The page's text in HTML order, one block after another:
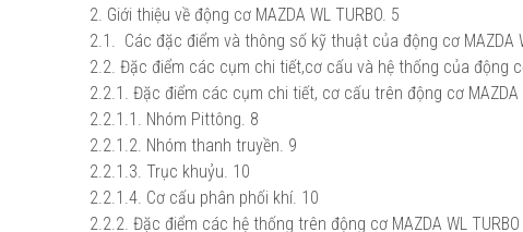
2. Giới thiệu về động cơ MAZDA WL TURBO. 5
2.1. Các đặc điểm và thông số kỹ thuật của động cơ MAZDA
2.2. Đặc điểm các cụm chi tiết,cơ cấu và hệ thống của động
2.2.1. Đặc điểm các cụm chi tiết, cơ cấu trên động cơ MAZDA
2.2.1.1. Nhóm Pittông. 8
2.2.1.2. Nhóm thanh truyền. 9
2.2.1.3. Trục khuỷu. 10
2.2.1.4. Cơ cấu phân phối khí. 10
2.2.2. Đặc điểm các hệ thống trên động cơ MAZDA WL TURBO